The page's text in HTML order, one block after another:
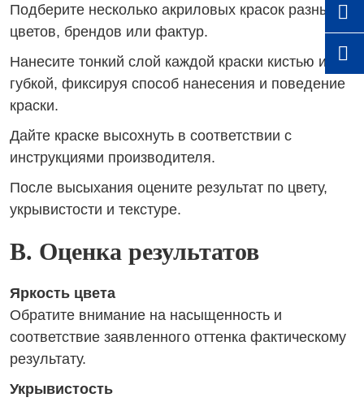


Подберите несколько акриловых красок разных
цветов, брендов или фактур.
Нанесите тонкий слой каждой краски кистью или
губкой, фиксируя способ нанесения и поведение
краски.
Дайте краске высохнуть в соответствии с
инструкциями производителя.
После высыхания оцените результат по цвету,
укрывистости и текстуре.
B. Оценка результатов
Яркость цвета
Обратите внимание на насыщенность и
соответствие заявленного оттенка фактическому
результату.
Укрывистость